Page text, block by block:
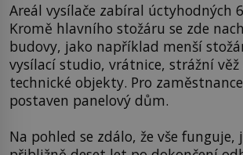
Areál vysílače zabíral úctyhodných
Kromě hlavního stožáru se zde
budovy, jako například menší
vysílací studio, vrátnice, strážní věž
technické objekty. Pro
postaven panelový dům.
Na pohled se zdálo, že vše funguje,